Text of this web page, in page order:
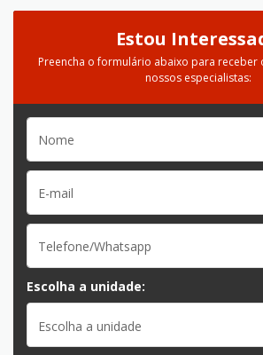
Estou
Preencha o formulário abaixo para receber
nossos especialistas:
Escolha a unidade:
Escolha a unidade